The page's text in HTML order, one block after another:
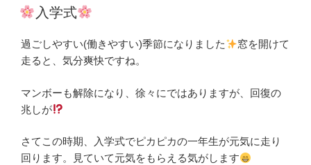
稿
日:
入学式
過ごしやすい(働きやすい)季節になりました
窓を開けて
走ると、気分爽快ですね。
マンボーも解除になり、徐々にではありますが、回復の
兆しが
さてこの時期、入学式でピカピカの一年生が元気に走り
回ります。見ていて元気をもらえる気がします